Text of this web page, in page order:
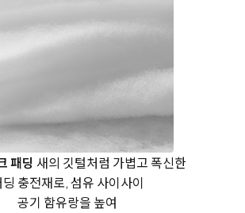
패딩 새의 깃털처럼 가볍고 폭신한
딩 충전재로, 섬유 사이사이
공기 함유랑을 높여